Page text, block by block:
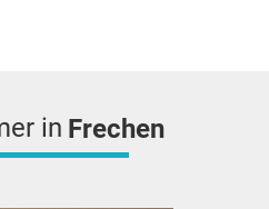
in Frechen
Hürth